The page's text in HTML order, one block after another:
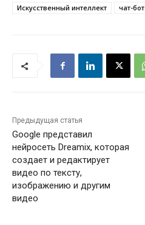
Искусственный интеллект
чат-бот
Предыдущая статья
Google представил
нейросеть Dreamix, которая
создает и редактирует
видео по тексту,
изображению и другим
видео